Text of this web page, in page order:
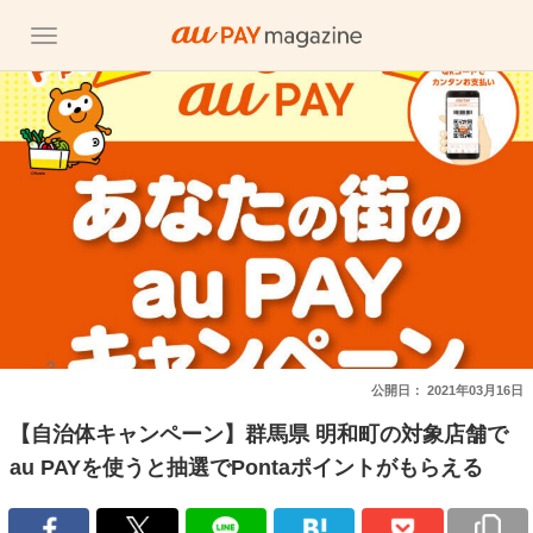
公開日： 2021年03月16日
【自治体キャンペーン】群馬県 明和町の対象店舗で
au PAYを使うと抽選でPontaポイントがもらえる